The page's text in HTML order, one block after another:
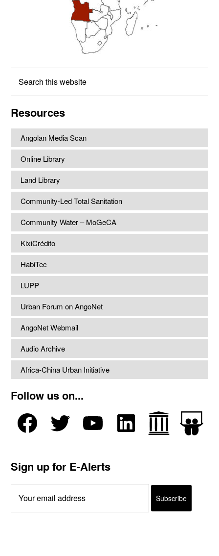
this
Resources
Angolan Media Scan
Online Library
Land Library
Community-Led Total Sanitation
Community Water – MoGeCA
KixiCrédito
HabiTec
LUPP
Urban Forum on AngoNet
AngoNet Webmail
Audio Archive
Africa-China Urban Initiative
Follow us on...
Sign up for E-Alerts